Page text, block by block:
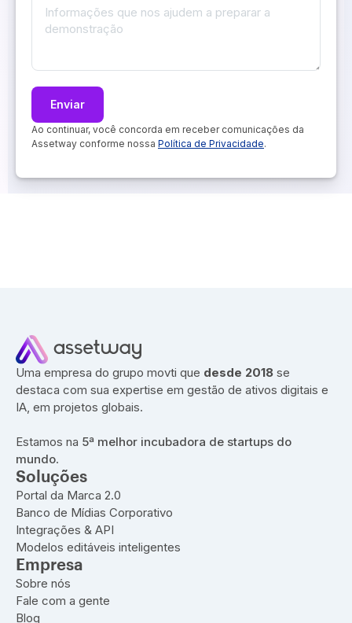
Ao continuar, você concorda em receber comunicações da
Assetway conforme nossa Política de Privacidade.
Uma empresa do grupo movti que desde 2018 se
destaca com sua expertise em gestão de ativos digitais e
IA, em projetos globais.
Estamos na 5ª melhor incubadora de startups do
mundo.
Soluções
Portal da Marca 2.0
Banco de Mídias Corporativo
Integrações & API
Modelos editáveis inteligentes
Empresa
Sobre nós
Fale com a gente
Blog